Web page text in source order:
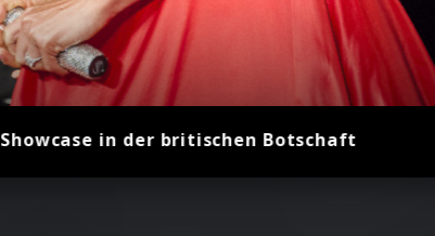
Showcase in der britischen Botschaft